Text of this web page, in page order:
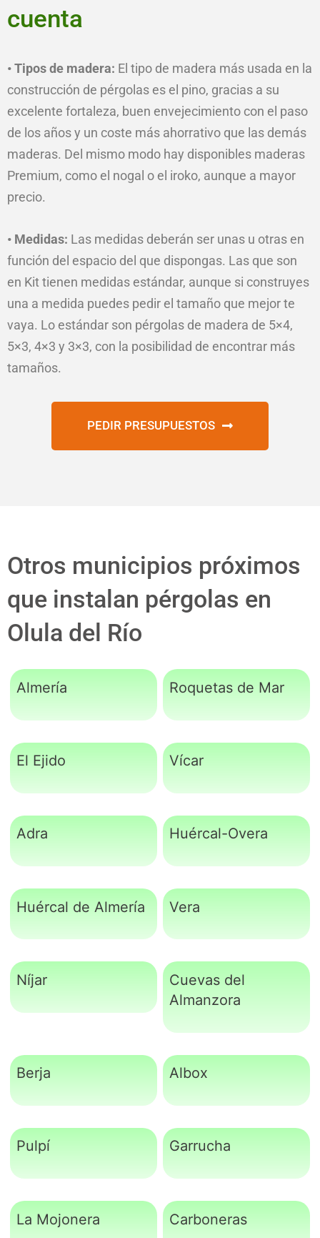
cuenta
• Tipos de madera: El tipo de madera más usada en la
construcción de pérgolas es el pino, gracias a su
excelente fortaleza, buen envejecimiento con el paso
de los años y un coste más ahorrativo que las demás
maderas. Del mismo modo hay disponibles maderas
Premium, como el nogal o el iroko, aunque a mayor
precio.
• Medidas: Las medidas deberán ser unas u otras en
función del espacio del que dispongas. Las que son
en Kit tienen medidas estándar, aunque si construyes
una a medida puedes pedir el tamaño que mejor te
vaya. Lo estándar son pérgolas de madera de 5×4,
5×3, 4×3 y 3×3, con la posibilidad de encontrar más
tamaños.
PEDIR PRESUPUESTOS
Otros municipios próximos
que instalan pérgolas en
Olula del Río
Almería Roquetas de Mar
El Ejido Vícar
Adra Huércal-Overa
Huércal de Almería Vera
Níjar
Cuevas del
Almanzora
Berja Albox
Pulpí Garrucha
La Mojonera Carboneras